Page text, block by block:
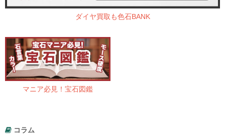
ダイヤ買取も色石BANK
マニア必見！宝石図鑑
コラム